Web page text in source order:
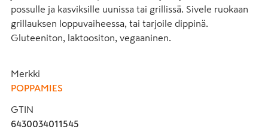
possulle ja kasviksille uunissa tai grillissä. Sivele ruokaan
grillauksen loppuvaiheessa, tai tarjoile dippinä.
Gluteeniton, laktoositon, vegaaninen.
Merkki
POPPAMIES
GTIN
6430034011545